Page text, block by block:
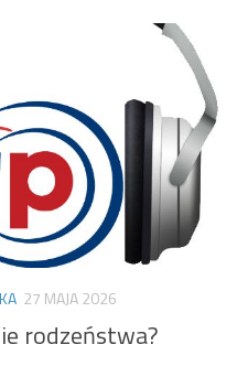
27 MAJA 2026
rodzeństwa?